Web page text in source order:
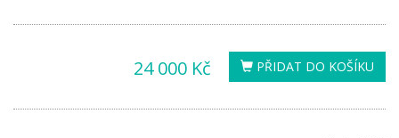
PŘIDAT DO KOŠÍKU
24 000 Kč